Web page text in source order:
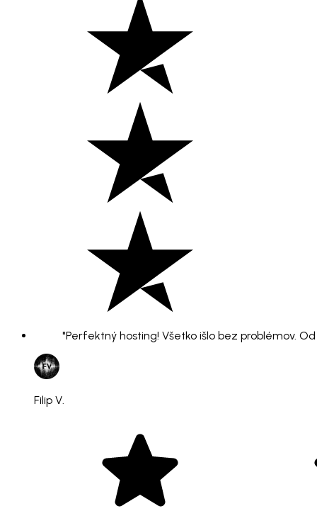
"Perfektný hosting! Všetko išlo bez problémov.
Filip V.